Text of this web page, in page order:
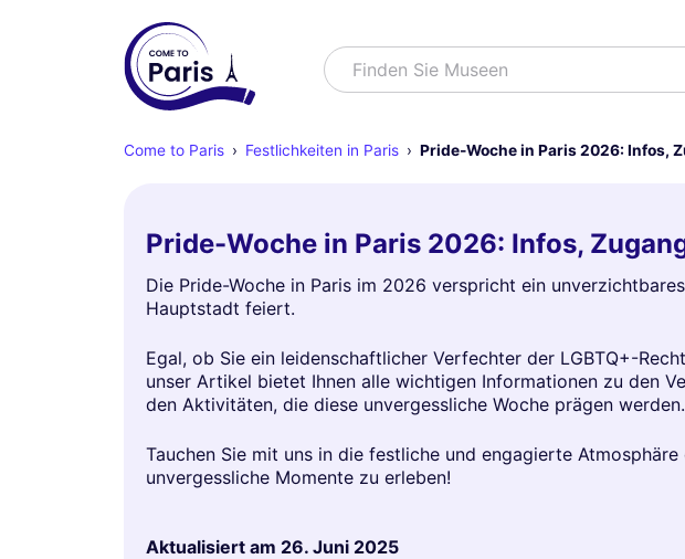
Suchen
Finden
Come to Paris Festlichkeiten in Paris Pride-Woche in Paris 2026: Infos,
Pride-Woche in Paris 2026: Infos,
Die Pride-Woche in Paris im 2026 verspricht ein
Hauptstadt feiert.
Egal, ob Sie ein leidenschaftlicher Verfechter der LGBTQ+-
unser Artikel bietet Ihnen alle wichtigen Informationen zu den
den Aktivitäten, die diese unvergessliche Woche prägen werden.
Tauchen Sie mit uns in die festliche und engagierte
unvergessliche Momente zu erleben!
Aktualisiert am 26. Juni 2025